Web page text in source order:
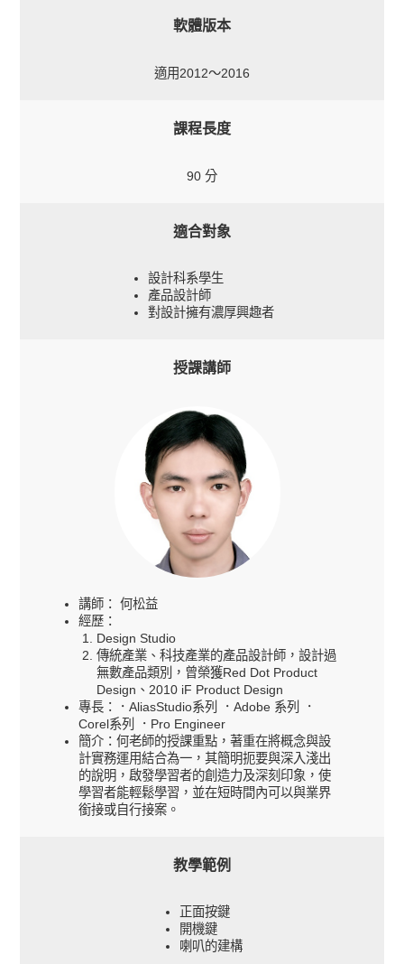
軟體版本
適用2012～2016
課程長度
90 分
適合對象
設計科系學生
產品設計師
對設計擁有濃厚興趣者
授課講師
講師： 何松益
經歷：
Design Studio
傳統產業、科技產業的產品設計師，設計過
無數產品類別，曾榮獲Red Dot Product
Design、2010 iF Product Design
專長：．AliasStudio系列 ．Adobe 系列 ．
Corel系列 ．Pro Engineer
簡介：何老師的授課重點，著重在將概念與設
計實務運用結合為一，其簡明扼要與深入淺出
的說明，啟發學習者的創造力及深刻印象，使
學習者能輕鬆學習，並在短時間內可以與業界
銜接或自行接案。
教學範例
正面按鍵
開機鍵
喇叭的建構